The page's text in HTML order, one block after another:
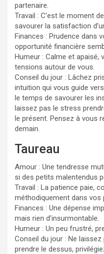
partenaire.
Travail : C’est le moment
savourer la satisfaction
Finances : Prudence dans
opportunité financière
Humeur : Calme et apaisé,
tensions autour de vous.
Conseil du jour : Lâchez
intuition qui vous guide
le temps de savourer les
laissez pas le stress
le présent. Pensez à vous
demain.
Taureau
Amour : Une tendresse
si des petits malentendus
Travail : La patience paie,
méthodiquement dans vos
Finances : Une dépense
mais rien d’insurmontable.
Humeur : Un peu frustré,
Conseil du jour : Ne
prendre le dessus,